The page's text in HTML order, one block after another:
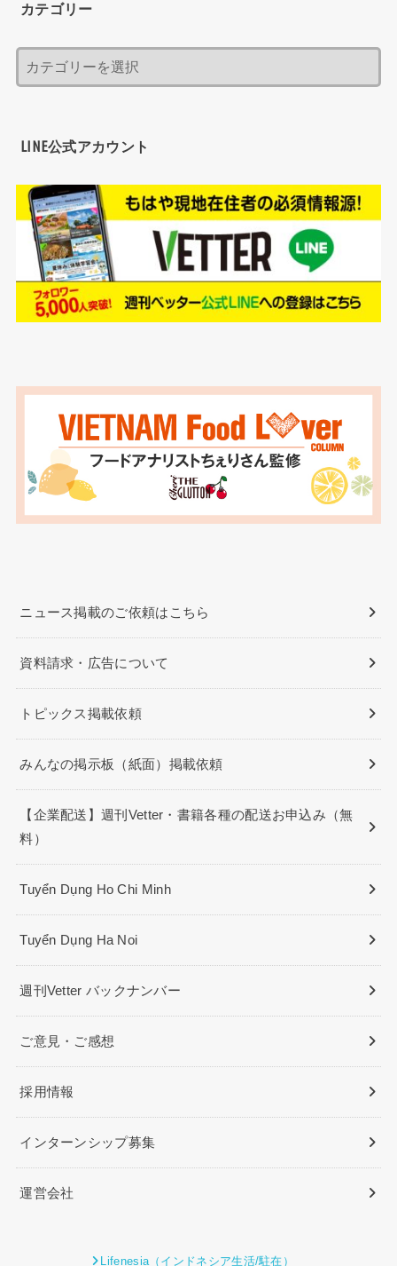
カテゴリー
LINE公式アカウント
ニュース掲載のご依頼はこちら
資料請求・広告について
トピックス掲載依頼
みんなの掲示板（紙面）掲載依頼
【企業配送】週刊Vetter・書籍各種の配送お申込み（無
料）
Tuyển Dụng Ho Chi Minh
Tuyển Dụng Ha Noi
週刊Vetter バックナンバー
ご意見・ご感想
採用情報
インターンシップ募集
運営会社
Lifenesia（インドネシア生活/駐在）